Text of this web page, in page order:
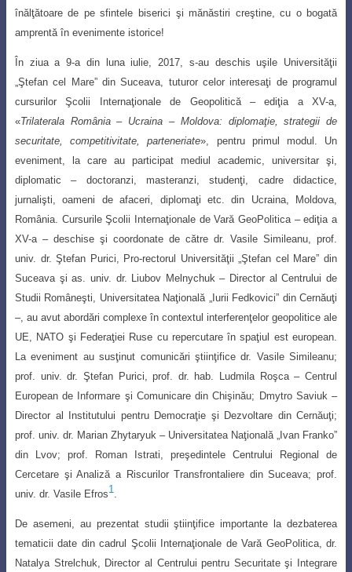
înălţătoare de pe sfintele biserici şi mănăstiri creştine, cu o bogată
amprentă în evenimente istorice!
În ziua a 9-a din luna iulie, 2017, s-au deschis uşile Universităţii
„Ştefan cel Mare” din Suceava, tuturor celor interesaţi de programul
cursurilor Şcolii Internaţionale de Geopolitică – ediţia a XV-a,
«Trilaterala România – Ucraina – Moldova: diplomaţie, strategii de
securitate, competitivitate, parteneriate», pentru primul modul. Un
eveniment, la care au participat mediul academic, universitar şi,
diplomatic – doctoranzi, masteranzi, studenţi
cadre didactice,
jurnalişti, oameni de afaceri, diplomaţi etc. din Ucraina, Moldova,
România. Cursurile Şcolii Internaţionale de Vară GeoPolitica – ediţia a
XV-a – deschise şi coordonate de către dr. Vasile Simileanu, prof.
univ. dr. Ştefan Purici, Pro-rectorul Universităţii „Ştefan cel Mare” din
Suceava şi as. univ. dr. Liubov Melnychuk – Director al Centrului de
Studii Româneşti, Universitatea Naţională „Iurii Fedkovici” din Cernăuţi
–, au avut abordări complexeîn contextul interferenţelor geopolitice ale
UE, NATO şi Federaţiei Ruse cu repercutare în spaţiul est european
La eveniment au susţinut comunicări ştiinţificedr. Vasile Simileanu;
prof. univ. dr. Ştefan Purici, prof. dr. hab. Ludmila Roşca – Centrul
European de Informare şi Comunicare din Chişinău; Dmytro Saviuk –
Director al Institutului pentru Democraţie şi Dezvoltare din Cernăuţi;
prof. univ. dr. Marian Zhytaryuk – Universitatea Naţională „Ivan Franko”
din Lvov; prof. Roman Istrati, preşedintele Centrului Regional de
Cercetare şi Analiză a Riscurilor Transfrontaliere din Suceava; prof.
univ. dr. Vasile Efros1.
De asemeni, au prezentat studii ştiinţifice importante la dezbaterea
tematicii date din cadrul Şcolii Internaţionale de Vară GeoPolitica, dr.
Natalya Strelchuk, Director al Centrului pentru Securitate şi Integrare